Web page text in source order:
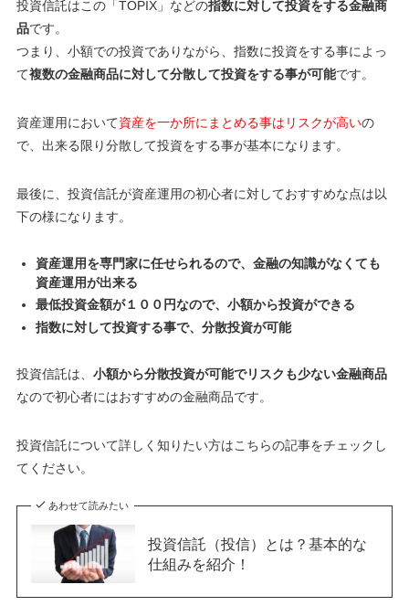
投資信託はこの「TOPIX」などの指数に対して投資をする金融商
品です。
つまり、小額での投資でありながら、指数に投資をする事によっ
て複数の金融商品に対して分散して投資をする事が可能です。
資産運用において資産を一か所にまとめる事はリスクが高いの
で、出来る限り分散して投資をする事が基本になります。
最後に、投資信託が資産運用の初心者に対しておすすめな点は以
下の様になります。
資産運用を専門家に任せられるので、金融の知識がなくても
資産運用が出来る
最低投資金額が１００円なので、小額から投資ができる
指数に対して投資する事で、分散投資が可能
投資信託は、 小額から分散投資が可能でリスクも少ない金融商品
なので初心者にはおすすめの金融商品です。
投資信託について詳しく知りたい方はこちらの記事をチェックし
てください。
あわせて読みたい
投資信託（投信）とは？基本的な
仕組みを紹介！